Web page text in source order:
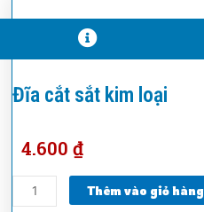
Đĩa cắt sắt kim loại
4.600₫
cắt
Thêm vào giỏ hàng